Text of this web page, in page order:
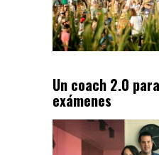
Un coach 2.0
exámenes